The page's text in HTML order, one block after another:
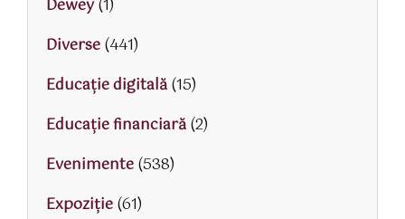
Dewey(1)
Diverse(441)
Educaţie digitală(15)
Educaţie financiară(2)
Evenimente(538)
Expoziție(61)